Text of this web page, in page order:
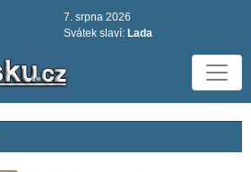
7. srpna 2026
Svátek slaví: Lada